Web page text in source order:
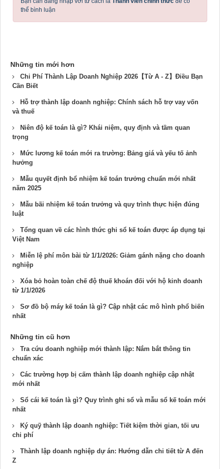
thể bình luận
Những tin mới hơn
Chi Phí Thành Lập Doanh Nghiệp 2026【Từ A - Z】Điều Bạn
Cần Biết
Hỗ trợ thành lập doanh nghiệp: Chính sách hỗ trợ vay vốn
và thuế
Niên độ kế toán là gì? Khái niệm, quy định và tầm quan
trọng
Mức lương kế toán mới ra trường: Bảng giá và yếu tố ảnh
hưởng
Mẫu quyết định bổ nhiệm kế toán trưởng chuẩn mới nhất
năm 2025
Mẫu bãi nhiệm kế toán trưởng và quy trình thực hiện đúng
luật
Tổng quan về các hình thức ghi sổ kế toán được áp dụng tại
Việt Nam
Miễn lệ phí môn bài từ 1/1/2026: Giảm gánh nặng cho doanh
nghiệp
Xóa bỏ hoàn toàn chế độ thuế khoán đối với hộ kinh doanh
từ 1/1/2026
Sơ đồ bộ máy kế toán là gì? Cập nhật các mô hình phổ biến
nhất
Những tin cũ hơn
Tra cứu doanh nghiệp mới thành lập: Nắm bắt thông tin
chuẩn xác
Các trường hợp bị cấm thành lập doanh nghiệp cập nhật
mới nhất
Sổ cái kế toán là gì? Quy trình ghi sổ và mẫu sổ kế toán mới
nhất
Ký quỹ thành lập doanh nghiệp: Tiết kiệm thời gian, tối ưu
chi phí
Thành lập doanh nghiệp dự án: Hướng dẫn chi tiết từ A đến
Z